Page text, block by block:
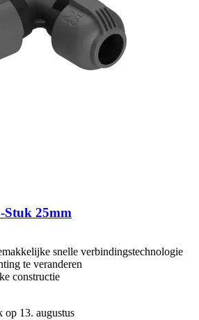
​Stuk 25mm
snelle verbindingstechnologie
te veranderen
constructie
13. augustus